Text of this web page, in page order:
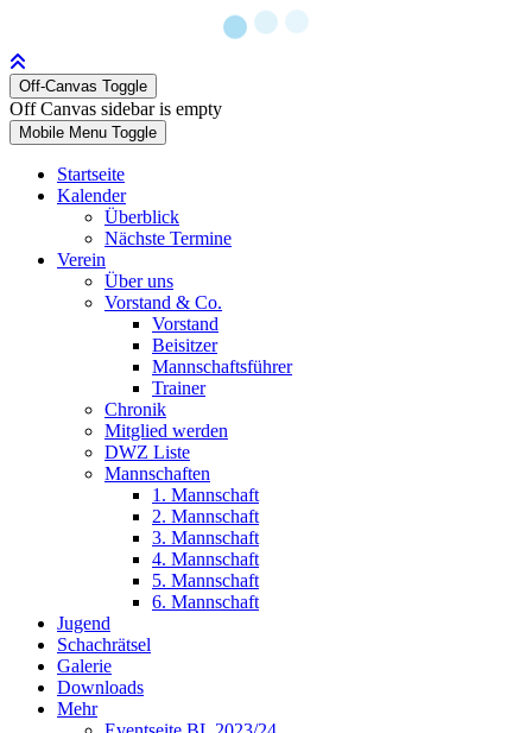
Off-Canvas Toggle
Off Canvas sidebar is empty
Mobile Menu Toggle
Startseite
Kalender
Überblick
Nächste Termine
Verein
Über uns
Vorstand & Co.
Vorstand
Beisitzer
Mannschaftsführer
Trainer
Chronik
Mitglied werden
DWZ Liste
Mannschaften
1. Mannschaft
2. Mannschaft
3. Mannschaft
4. Mannschaft
5. Mannschaft
6. Mannschaft
Jugend
Schachrätsel
Galerie
Downloads
Mehr